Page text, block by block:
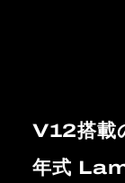
V12搭載
年式